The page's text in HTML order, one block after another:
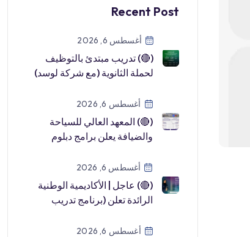
Recent Post
أغسطس 6, 2026
(🔴) تدريب مبتدئ بالتوظيف
لحملة الثانوية (مع شركة لوسد)
[…]أغسطس 6, 2026
(🔴) المعهد العالي للسياحة
والضيافة يعلن برامج دبلوم
إدا […]أغسطس 6, 2026
(🔴) عاجل | الأكاديمية الوطنية
الرائدة تعلن (برنامج تدريب
[…]أغسطس 6, 2026